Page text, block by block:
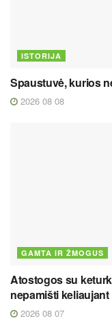
ISTORIJA
Spaustuvė, kurios
2026 08 08
GAMTA IR ŽMOGUS
Atostogos su
nepamišti keliaujant
2026 08 07